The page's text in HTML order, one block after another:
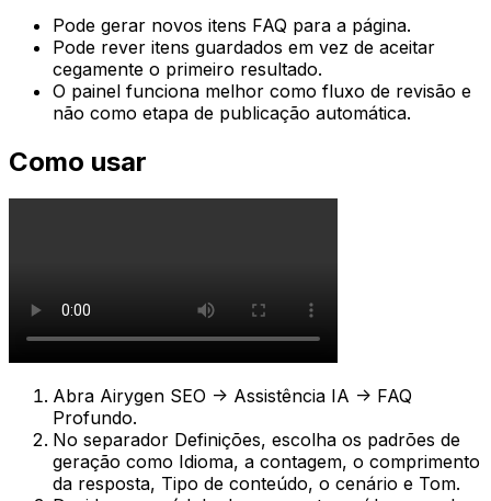
Pode gerar novos itens FAQ para a página.
Pode rever itens guardados em vez de aceitar
cegamente o primeiro resultado.
O painel funciona melhor como fluxo de revisão e
não como etapa de publicação automática.
Como usar
Abra Airygen SEO -> Assistência IA -> FAQ
Profundo.
No separador Definições, escolha os padrões de
geração como Idioma, a contagem, o comprimento
da resposta, Tipo de conteúdo, o cenário e Tom.